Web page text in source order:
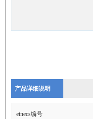
66-7)
产品详细说明
einecs编号